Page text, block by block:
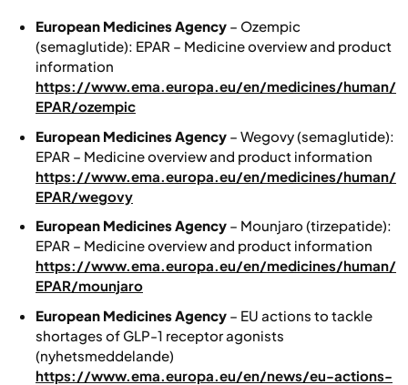
European Medicines Agency– Ozempic
(semaglutide): EPAR – Medicine overview and product
information
https://www.ema.europa.eu/en/medicines/human/
EPAR/ozempic
European Medicines Agency– Wegovy (semaglutide):
EPAR – Medicine overview and product information
https://www.ema.europa.eu/en/medicines/human/
EPAR/wegovy
European Medicines Agency– Mounjaro (tirzepatide):
EPAR – Medicine overview and product information
https://www.ema.europa.eu/en/medicines/human/
EPAR/mounjaro
European Medicines Agency– EU actions to tackle
shortages of GLP-1 receptor agonists
(nyhetsmeddelande)
https://www.ema.europa.eu/en/news/eu-actions-